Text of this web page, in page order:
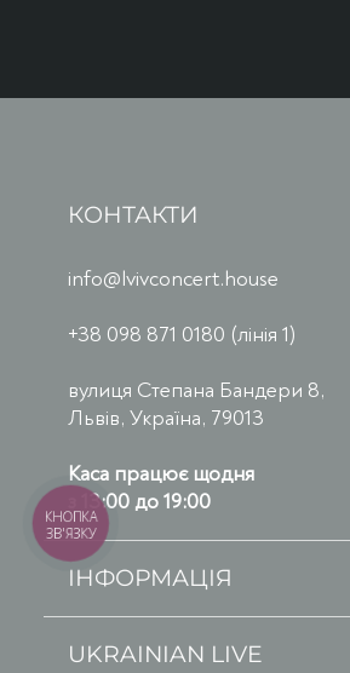
КОНТАКТИ
info@lvivconcert.house
+38 098 871 0180 (лінія 1)
вулиця Степана Бандери 8,
Львів, Україна, 79013
Каса працює щодня
з 13:00 до 19:00
ІНФОРМАЦІЯ
UKRAINIAN LIVE
КНОПКА
ЗВ'ЯЗКУ